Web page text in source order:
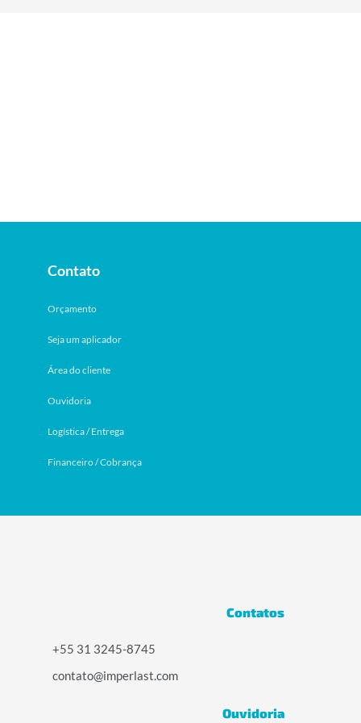
Contato
Orçamento
Seja um aplicador
Área do cliente
Ouvidoria
Logística / Entrega
Financeiro / Cobrança
Contatos
+55 31 3245-8745
contato@imperlast.com
Ouvidoria